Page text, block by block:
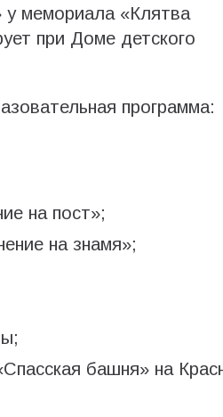
у мемориала «Клятва
при Доме детского
программа:
на пост»;
на знамя»;
башня» на